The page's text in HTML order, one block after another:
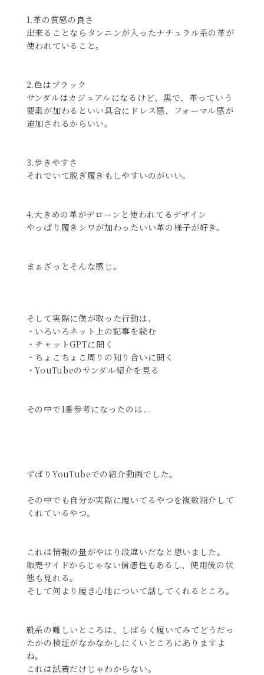
1.革の質感の良さ
出来ることならタンニンが入ったナチュラル系の革が
使われていること。
2.色はブラック
サンダルはカジュアルになるけど、黒で、革っていう
要素が加わるといい具合にドレス感、フォーマル感が
追加されるからいい。
3.歩きやすさ
それでいて脱ぎ履きもしやすいのがいい。
4.大きめの革がデローンと使われてるデザイン
やっぱり履きシワが加わったいい革の様子が好き。
まぁざっとそんな感じ。
そして実際に僕が取った行動は、
・いろいろネット上の記事を読む
・チャットGPTに聞く
・ちょこちょこ周りの知り合いに聞く
・YouTubeのサンダル紹介を見る
その中で1番参考になったのは...
ずばりYouTubeでの紹介動画でした。
その中でも自分が実際に履いてるやつを複数紹介して
くれているやつ。
これは情報の量がやはり段違いだなと思いました。
販売サイドからじゃない信憑性もあるし、使用後の状
態も見れる。
そして何より履き心地について話してくれるところ。
靴系の難しいところは、しばらく履いてみてどうだっ
たかの検証がなかなかしにくいところにありますよ
ね。
これは試着だけじゃわからない。